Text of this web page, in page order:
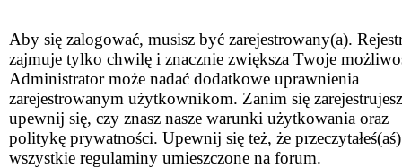
Aby się zalogować, musisz być zarejestrowany(a).
zajmuje tylko chwilę i znacznie zwiększa Twoje
Administrator może nadać dodatkowe uprawnienia
zarejestrowanym użytkownikom. Zanim się
upewnij się, czy znasz nasze warunki użytkowania oraz
politykę prywatności. Upewnij się też, że przeczytałeś(aś)
wszystkie regulaminy umieszczone na forum.